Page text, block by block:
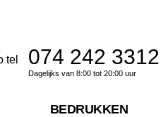
074 242 3312
Dagelijks van 8:00 tot 20:00 uur
BEDRUKKEN